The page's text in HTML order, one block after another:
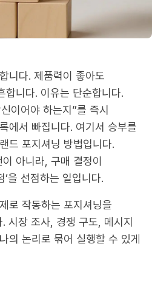
니다. 제품력이 좋아도
합니다. 이유는 단순합니다.
이어야 하는지”를 즉시
에서 빠집니다. 여기서 승부를
드 포지셔닝 방법입니다.
아니라, 구매 결정이
’을 선점하는 일입니다.
로 작동하는 포지셔닝을
시장 조사, 경쟁 구도, 메시지
의 논리로 묶어 실행할 수 있게